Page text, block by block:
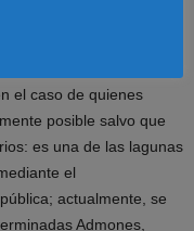
el caso de quienes
posible salvo que
es una de las lagunas
el
actualmente, se
Admones,